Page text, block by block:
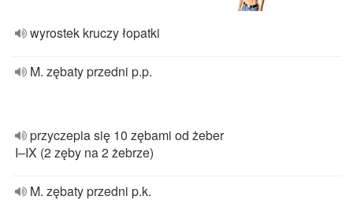
wyrostek kruczy łopatki
M. zębaty przedni p.p.
przyczepia się 10 zębami od żeber
I–IX (2 zęby na 2 żebrze)
M. zębaty przedni p.k.